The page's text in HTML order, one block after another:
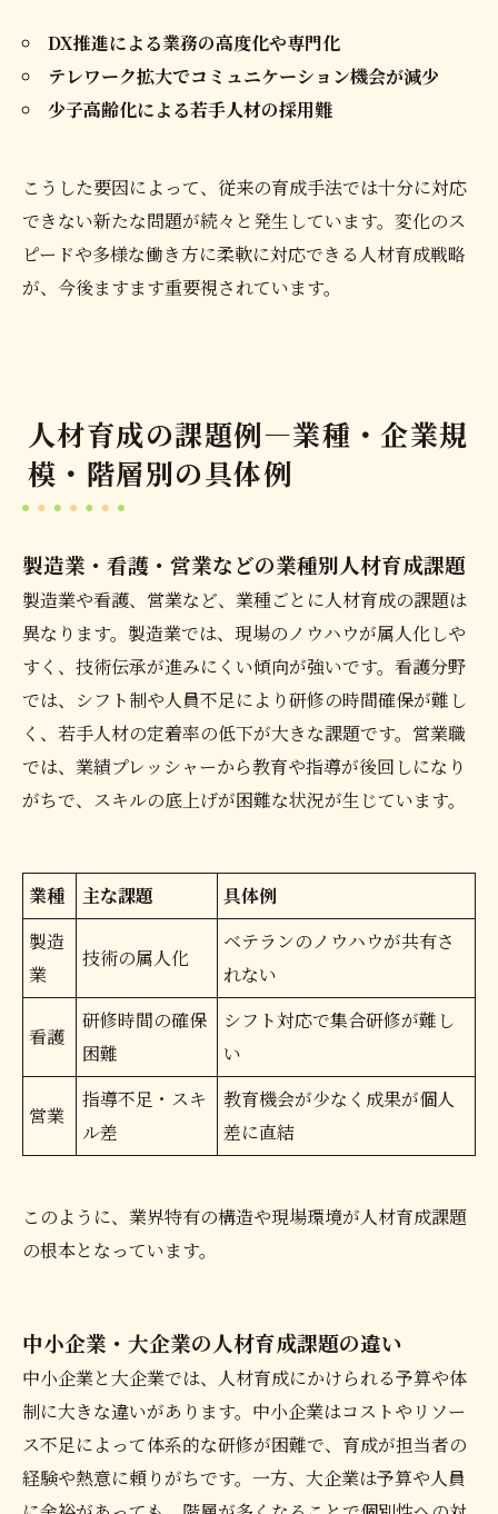
DX推進による業務の高度化や専門化
テレワーク拡大でコミュニケーション機会が減少
少子高齢化による若手人材の採用難
こうした要因によって、従来の育成手法では十分に対応
できない新たな問題が続々と発生しています。変化のス
ピードや多様な働き方に柔軟に対応できる人材育成戦略
が、今後ますます重要視されています。
人材育成の課題例―業種・企業規
模・階層別の具体例
製造業・看護・営業などの業種別人材育成課題
製造業や看護、営業など、業種ごとに人材育成の課題は
異なります。製造業では、現場のノウハウが属人化しや
すく、技術伝承が進みにくい傾向が強いです。看護分野
では、シフト制や人員不足により研修の時間確保が難し
く、若手人材の定着率の低下が大きな課題です。営業職
では、業績プレッシャーから教育や指導が後回しになり
がちで、スキルの底上げが困難な状況が生じています。
業種 主な課題
具体例
製造
業
技術の属人化
ベテランのノウハウが共有さ
れない
看護
研修時間の確保
困難
シフト対応で集合研修が難し
い
営業
指導不足・スキ
ル差
教育機会が少なく成果が個人
差に直結
このように、業界特有の構造や現場環境が人材育成課題
の根本となっています。
中小企業・大企業の人材育成課題の違い
中小企業と大企業では、人材育成にかけられる予算や体
制に大きな違いがあります。中小企業はコストやリソー
ス不足によって体系的な研修が困難で、育成が担当者の
経験や熱意に頼りがちです。一方、大企業は予算や人員